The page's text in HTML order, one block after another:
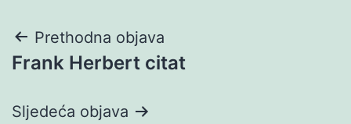
Navigacija
objava
Prethodna objava
Frank Herbert citat
Sljedeća objava